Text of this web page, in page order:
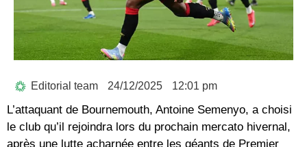
Editorial team 24/12/2025 12:01 pm
L’attaquant de Bournemouth, Antoine Semenyo, a choisi
le club qu’il rejoindra lors du prochain mercato hivernal,
après une lutte acharnée entre les géants de Premier